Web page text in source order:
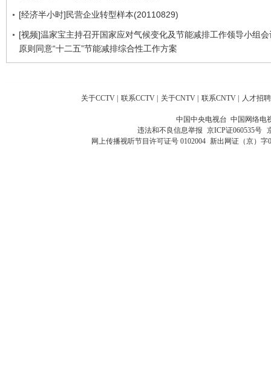
[经济半小时]民营企业转型样本(20110829)
[视频]温家宝主持召开国家应对气候变化及节能减排工作领导小组
原则同意“十二五”节能减排综合性工作方案
关于CCTV | 联系CCTV | 关于CNTV | 联系CNTV | 人才招聘
中国中央电视台 中国网络电
违法和不良信息举报 京ICP证060535号
网上传播视听节目许可证号 0102004 新出网证（京）